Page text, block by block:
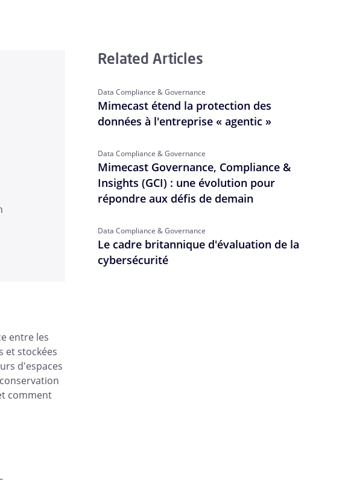
entre les
et stockées
d'espaces
comment
Related Articles
Data Compliance & Governance
Mimecast étend la protection des
données à l'entreprise « agentic »
Data Compliance & Governance
Mimecast Governance, Compliance &
Insights (GCI) : une évolution pour
répondre aux défis de demain
Data Compliance & Governance
Le cadre britannique d'évaluation de la
cybersécurité